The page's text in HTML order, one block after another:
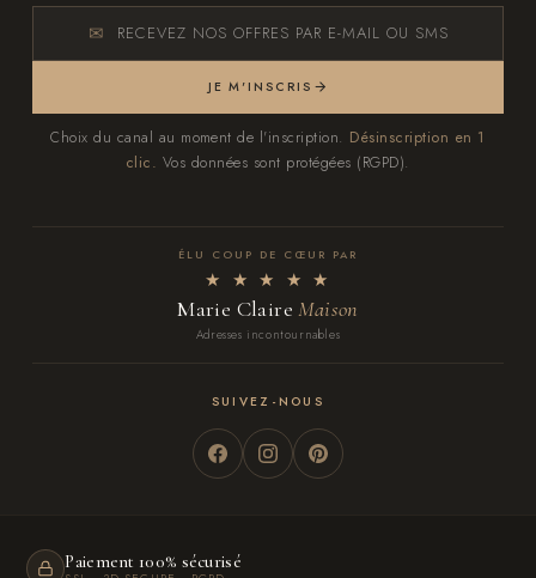
RECEVEZ NOS OFFRES PAR E-MAIL OU SMS
JE M'INSCRIS
Choix du canal au moment de l'inscription. Désinscription en 1
clic. Vos données sont protégées (RGPD).
ÉLU COUP DE CŒUR PAR
★ ★ ★ ★ ★
Marie ClaireMaison
Adresses incontournables
SUIVEZ-NOUS
Paiement 100% sécurisé